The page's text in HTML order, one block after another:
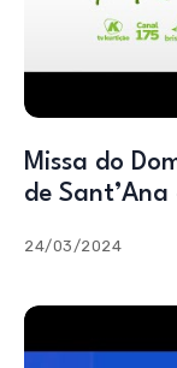
Missa do
de
24/03/2024